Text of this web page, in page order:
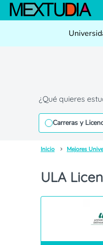
¿Qué quieres
Carreras y
Inicio Mejores
ULA